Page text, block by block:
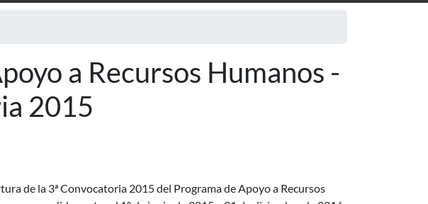
a Recursos Humanos -
2015
de la 3ª Convocatoria 2015 del Programa de Apoyo a Recursos